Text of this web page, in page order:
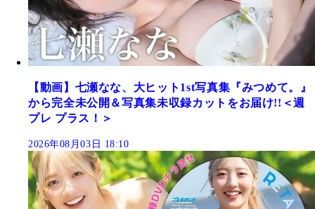
【動画】七瀬なな、大ヒット1st写真集『みつめて。』
から完全未公開＆写真集未収録カットをお届け!!＜週
プレ プラス！＞
2026年08月03日 18:10